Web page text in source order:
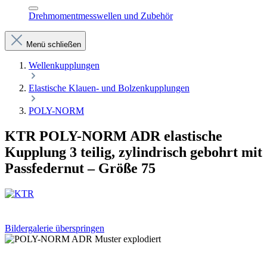
Drehmomentmesswellen und Zubehör
Menü schließen
Wellenkupplungen
Elastische Klauen- und Bolzenkupplungen
POLY-NORM
KTR POLY-NORM ADR elastische
Kupplung 3 teilig, zylindrisch gebohrt mit
Passfedernut – Größe 75
Bildergalerie überspringen